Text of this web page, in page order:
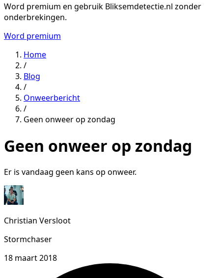
Word premium en gebruik Bliksemdetectie.nl zonder
onderbrekingen.
Word premium
Home
/
Blog
/
Onweerbericht
/
Geen onweer op zondag
Geen onweer op zondag
Er is vandaag geen kans op onweer.
Christian Versloot
Stormchaser
18 maart 2018